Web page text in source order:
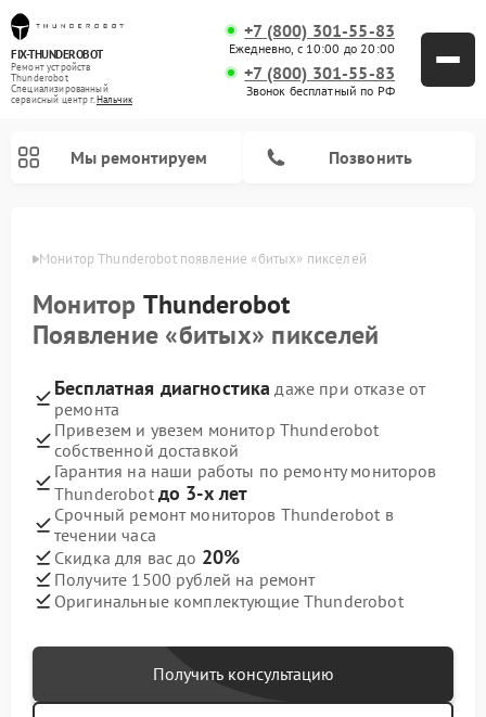
FIX-THUNDEROBOT
Ремонт устройств
Thunderobot
Специализированный
cервисный центр г.Нальчик
+7 (800) 301-55-83
Ежедневно, с 10:00 до 20:00
+7 (800) 301-55-83
Звонок бесплатный по РФ
Мы ремонтируем Позвонить
Монитор Thunderobot появление «битых» пикселей
Монитор Thunderobot
Появление «битых» пикселей
Бесплатная диагностика даже при отказе от
ремонта
Привезем и увезем монитор Thunderobot
собственной доставкой
Гарантия на наши работы по ремонту мониторов
Thunderobot до 3-х лет
Срочный ремонт мониторов Thunderobot в
течении часа
Скидка для вас до 20%
Получите 1500 рублей на ремонт
Оригинальные комплектующие Thunderobot
Получить консультацию